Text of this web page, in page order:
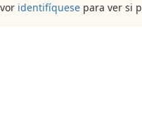
identifíquese para ver si